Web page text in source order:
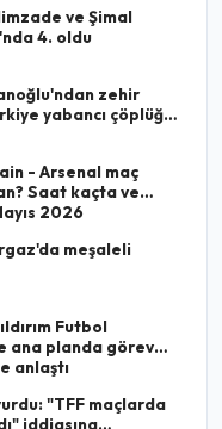
ve Şimal
4. oldu
zehir
yabancı çöplüğü
- Arsenal maç
Saat kaçta ve
2026
meşaleli
Futbol
ana planda görev
anlaştı
"TFF maçlarda
iddiasına